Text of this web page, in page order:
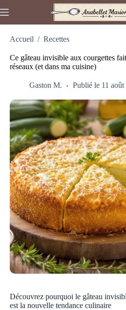
au
Accueil / Recettes
Ce gâteau invisible aux courgettes
réseaux (et dans ma cuisine)
Gaston M. Publié le 11
Découvrez pourquoi le gâteau
est la nouvelle tendance culinaire